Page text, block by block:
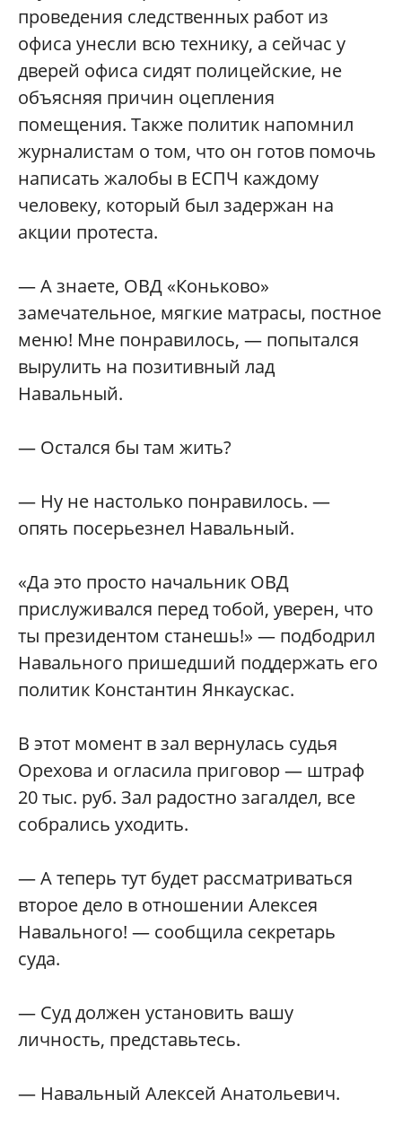
проведения следственных работ из
офиса унесли всю технику, а сейчас у
дверей офиса сидят полицейские, не
объясняя причин оцепления
помещения. Также политик напомнил
журналистам о том, что он готов помочь
написать жалобы в ЕСПЧ каждому
человеку, который был задержан на
акции протеста.
— А знаете, ОВД «Коньково»
замечательное, мягкие матрасы, постное
меню! Мне понравилось, — попытался
вырулить на позитивный лад
Навальный.
— Остался бы там жить?
— Ну не настолько понравилось. —
опять посерьезнел Навальный.
«Да это просто начальник ОВД
прислуживался перед тобой, уверен, что
ты президентом станешь!» — подбодрил
Навального пришедший поддержать его
политик Константин Янкаускас.
В этот момент в зал вернулась судья
Орехова и огласила приговор — штраф
20 тыс. руб. Зал радостно загалдел, все
собрались уходить.
— А теперь тут будет рассматриваться
второе дело в отношении Алексея
Навального! — сообщила секретарь
суда.
— Суд должен установить вашу
личность, представьтесь.
— Навальный Алексей Анатольевич.